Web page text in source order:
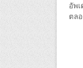
อัพ
ตล